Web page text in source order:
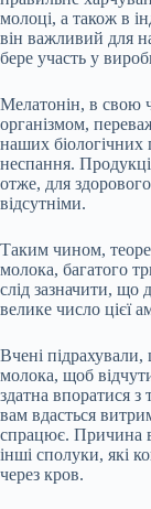
молоці, а також в
він важливий для
бере участь у
Мелатонін, в свою
організмом,
наших
неспання.
отже, для
відсутніми.
Таким чином,
молока, багатого
слід зазначити, що
велике число цієї
Вчені
молока, щоб
здатна впоратися з
вам вдасться
спрацює. Причина
інші сполуки, які
через кров.